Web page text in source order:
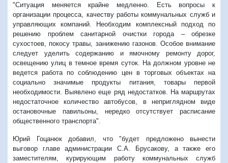
"Ситуация меняется крайне медленно. Есть вопросы к
организации процесса, качеству работы коммунальных служб и
управляющих компаний. Необходим комплексный подход по
решению проблем санитарной очистки города – обрезке
сухостоев, покосу травы, занижению газонов. Особое внимание
следует уделить содержанию и ямочному ремонту дорог,
освещению улиц в темное время суток. На должном уровне не
ведется работа по соблюдению цен в торговых объектах на
социально значимые продукты питания, товары первой
необходимости. Выявлено еще ряд недостатков. На маршрутах
недостаточное количество автобусов, в неприглядном виде
остановочные павильоны, нередко отсутствует расписание
общественного транспорта".
Юрий Гоцанюк добавил, что "будет предложено вынести
выговор главе администрации С.А. Брусакову, а также его
заместителям, курирующим работу коммунальных служб